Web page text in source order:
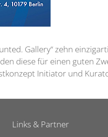
Gallery“ zehn
diese für einen guten
Initiator und
Links & Partner